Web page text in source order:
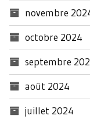
novembre
octobre 2024
septembre
août 2024
juillet 2024